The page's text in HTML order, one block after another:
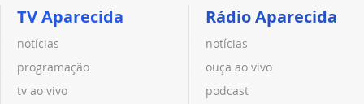
TV Aparecida
notícias
programação
tv ao vivo
Rádio Aparecida
notícias
ouça ao vivo
podcast